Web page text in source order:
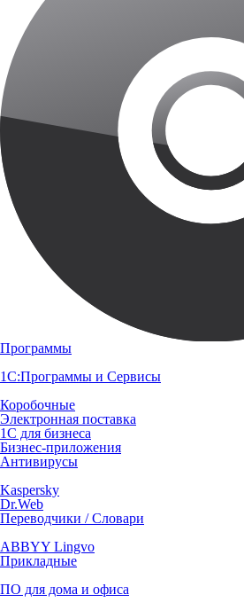
Программы
1С:Программы и Сервисы
Коробочные
Электронная поставка
1С для бизнеса
Бизнес-приложения
Антивирусы
Kaspersky
Dr.Web
Переводчики / Словари
ABBYY Lingvo
Прикладные
ПО для дома и офиса